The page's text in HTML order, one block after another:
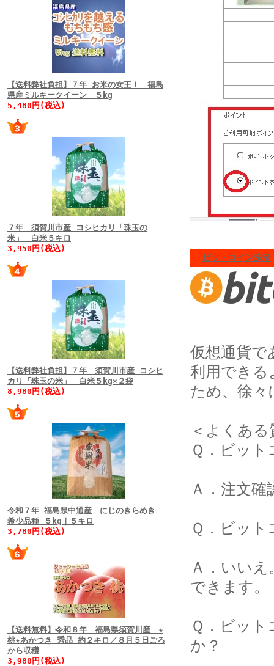
【送料弊社負担】７年 お米の女王！ 福島
県産ミルキークイーン ５kg
5,480円(税込)
７年 須賀川市産 コシヒカリ「珠玉の
米」 白米５キロ
3,950円(税込)
【送料弊社負担】７年 須賀川市産 コシヒ
カリ「珠玉の米」 白米５kg×２袋
8,980円(税込)
令和７年 福島県中通産 にじのきらめき
希少品種 ５kg｜５キロ
3,780円(税込)
【送料無料】令和８年 福島県須賀川産 ★
桃★あかつき 秀品 約２キロ／８月５日ごろ
から収穫
3,980円(税込)
ビットコイン決済
仮想通貨
利用でき
ため、徐々
＜よくある
Ｑ．ビッ
Ａ．注文
Ｑ．ビッ
Ａ．いい
できます。
Ｑ．ビッ
か？